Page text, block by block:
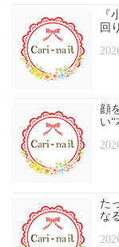
『
回
顔
い
た
な